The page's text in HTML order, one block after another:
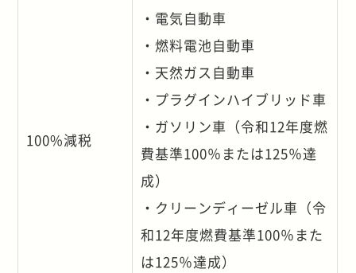
100%減税
・電気自動車
・燃料電池自動車
・天然ガス自動車
・プラグインハイブリッド車
・ガソリン車（令和12年度燃
費基準100％または125％達
成）
・クリーンディーゼル車（令
和12年度燃費基準100％また
は125％達成）